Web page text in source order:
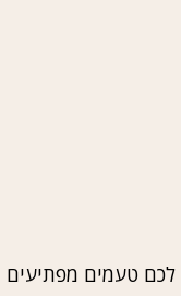
טעמים מפתיעים